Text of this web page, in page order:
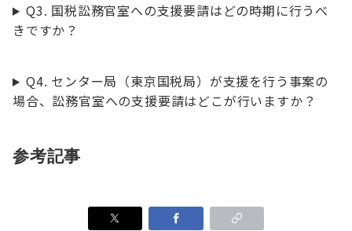
Q3. 国税訟務官室への支援要請はどの時期に行うべ
きですか？
Q4. センター局（東京国税局）が支援を行う事案の
場合、訟務官室への支援要請はどこが行いますか？
参考記事